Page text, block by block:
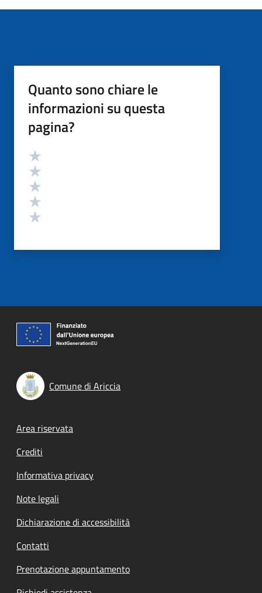
Quanto sono chiare le
informazioni su questa
pagina?
Valutazione
Comune di Ariccia
Footer menu
Area riservata
Crediti
Informativa privacy
Note legali
Dichiarazione di accessibilità
Contatti
Prenotazione appuntamento